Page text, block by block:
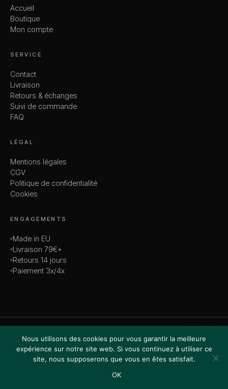
Recherche
Accueil
Boutique
Mon compte
SERVICE
Contact
Livraison
Retours & échanges
Suivi de commande
FAQ
LÉGAL
Mentions légales
CGV
Politique de confidentialité
Cookies
ENGAGEMENTS
Made in EU
Livraison 79€+
Retours 14 jours
Paiement 3x/4x
VISA · MASTERCARD · AMEX · PAYPAL
Nous utilisons des cookies pour vous garantir la meilleure
expérience sur notre site web. Si vous continuez à utiliser ce
site, nous supposerons que vous en êtes satisfait.
OK